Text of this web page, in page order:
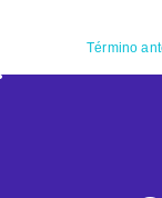
Término